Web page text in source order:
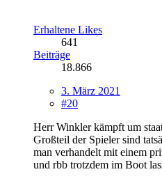
Erhaltene Likes
641
Beiträge
18.866
3. März 2021
#20
Herr Winkler kämpft um
Großteil der Spieler sind
man verhandelt mit einem
und rbb trotzdem im Boot